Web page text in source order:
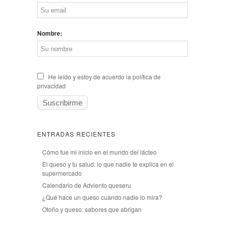
Nombre:
He leído y estoy de acuerdo la política de
privacidad
ENTRADAS RECIENTES
Cómo fue mi inicio en el mundo del lácteo
El queso y tu salud: lo que nadie te explica en el
supermercado
Calendario de Adviento queseru
¿Qué hace un queso cuando nadie lo mira?
Otoño y queso: sabores que abrigan